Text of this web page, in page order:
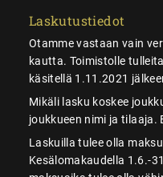
Laskutustiedot
Otamme vastaan vain
kautta. Toimistolle
käsitellä 1.11.2021
Mikäli lasku koskee
joukkueen nimi ja tilaaja.
Laskuilla tulee olla
Kesälomakaudella 1.6.-